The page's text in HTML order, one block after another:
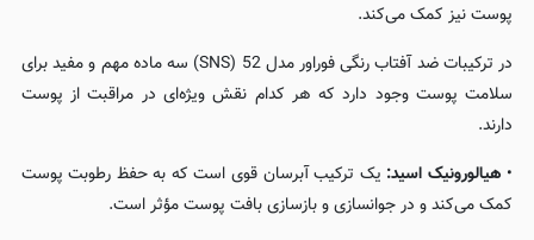
پوست نیز کمک می‌کند.
در ترکیبات ضد آفتاب رنگی فوراور مدل 52 (SNS) سه ماده مهم و مفید برای
سلامت پوست وجود دارد که هر کدام نقش ویژه‌ای در مراقبت از پوست
دارند.
• هیالورونیک اسید: یک ترکیب آبرسان قوی است که به حفظ رطوبت پوست
کمک می‌کند و در جوانسازی و بازسازی بافت پوست مؤثر است.